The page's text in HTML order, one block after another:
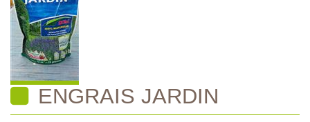
ENGRAIS JARDIN